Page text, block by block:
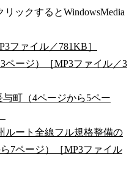
ックするとWindowsMedia
ファイル／781KB］
ページ）［MP3ファイル／3
町（4ページから5ペー
ルート全線フル規格整備の
7ページ）［MP3ファイル